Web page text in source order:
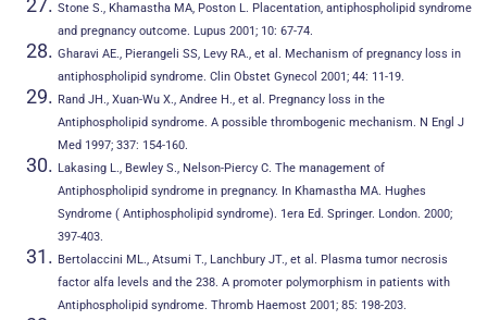
Stone S., Khamastha MA, Poston L. Placentation, antiphospholipid syndrome
and pregnancy outcome. Lupus 2001; 10: 67-74.
Gharavi AE., Pierangeli SS, Levy RA., et al. Mechanism of pregnancy loss in
antiphospholipid syndrome. Clin Obstet Gynecol 2001; 44: 11-19.
Rand JH., Xuan-Wu X., Andree H., et al. Pregnancy loss in the
Antiphospholipid syndrome. A possible thrombogenic mechanism. N Engl J
Med 1997; 337: 154-160.
Lakasing L., Bewley S., Nelson-Piercy C. The management of
Antiphospholipid syndrome in pregnancy. In Khamastha MA. Hughes
Syndrome ( Antiphospholipid syndrome). 1era Ed. Springer. London. 2000;
397-403.
Bertolaccini ML., Atsumi T., Lanchbury JT., et al. Plasma tumor necrosis
factor alfa levels and the 238. A promoter polymorphism in patients with
Antiphospholipid syndrome. Thromb Haemost 2001; 85: 198-203.